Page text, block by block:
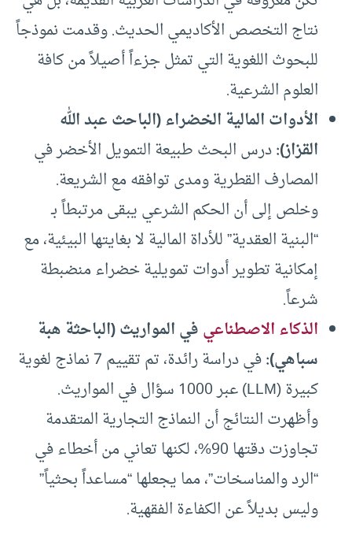
نتاج التخصص الأكاديمي الحديث. وقدمت نموذجاً
للبحوث اللغوية التي تمثل جزءاً أصيلاً من كافة
العلوم الشرعية.
الأدوات المالية الخضراء (الباحث عبد الله
القزاز):درس البحث طبيعة التمويل الأخضر في
المصارف القطرية ومدى توافقه مع الشريعة.
وخلص إلى أن الحكم الشرعي يبقى مرتبطاً بـ
“البنية العقدية” للأداة المالية لا بغايتها البيئية، مع
إمكانية تطوير أدوات تمويلية خضراء منضبطة
شرعاً.
الذكاء الاصطناعيفي المواريث (الباحثة هبة
سباهي):
في دراسة رائدة، تم تقييم 7 نماذج لغوية
كبيرة (LLM) عبر 1000 سؤال في المواريث.
وأظهرت النتائج أن النماذج التجارية المتقدمة
تجاوزت دقتها 90%، لكنها تعاني من أخطاء في
“الرد والمناسخات”، مما يجعلها “مساعداً بحثياً”
وليس بديلاً عن الكفاءة الفقهية.